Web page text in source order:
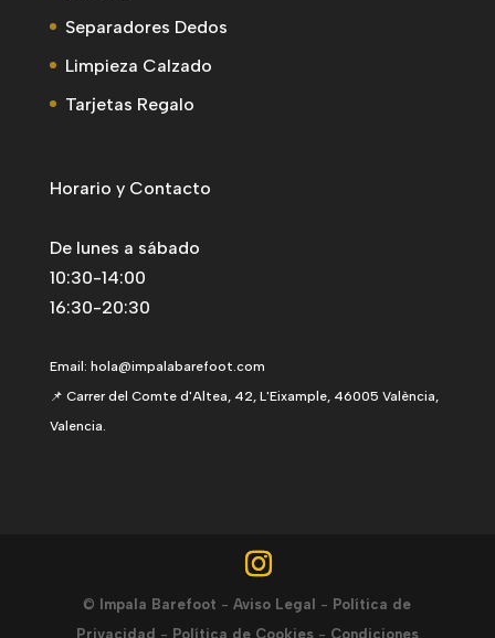
Separadores Dedos
Limpieza Calzado
Tarjetas Regalo
Horario y Contacto
De lunes a sábado
10:30-14:00
16:30-20:30
Email: hola@impalabarefoot.com
📌 Carrer del Comte d'Altea, 42, L'Eixample, 46005 València,
Valencia.
© Impala Barefoot -Aviso Legal - Política de
Privacidad - Política de Cookies- Condiciones